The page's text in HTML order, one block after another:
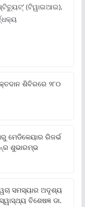
(ଟିୱାଇଆଇ),
ଶିବିରରେ ୨୮୦
ମେଡିକେୟାର ରିଜର୍ଭ
ଶୁଭାରମ୍ଭ
ସମସ୍ୟାର ଅଦୃଶ୍ୟ
ବିଶେଷଜ୍ଞ ଡା.